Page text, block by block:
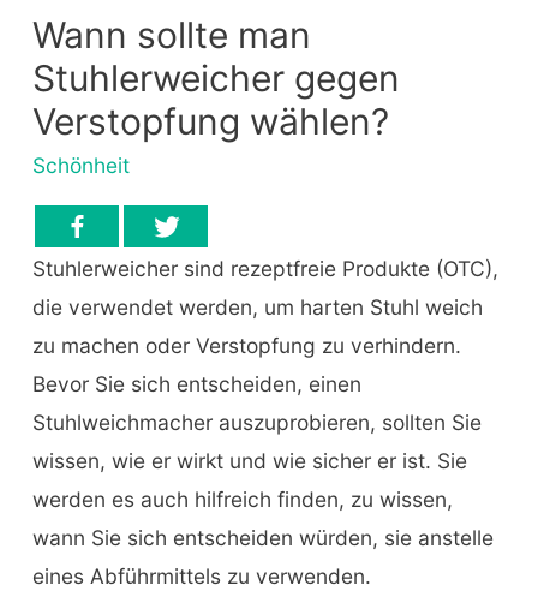
Wann sollte man
Stuhlerweicher gegen
Verstopfung wählen?
Schönheit
Stuhlerweicher sind rezeptfreie Produkte (OTC),
die verwendet werden, um harten Stuhl weich
zu machen oder Verstopfung zu verhindern.
Bevor Sie sich entscheiden, einen
Stuhlweichmacher auszuprobieren, sollten Sie
wissen, wie er wirkt und wie sicher er ist. Sie
werden es auch hilfreich finden, zu wissen,
wann Sie sich entscheiden würden, sie anstelle
eines Abführmittels zu verwenden.